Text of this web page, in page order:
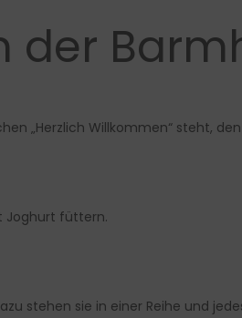
der
„Herzlich Willkommen“ steht,
Joghurt füttern.
stehen sie in einer Reihe und